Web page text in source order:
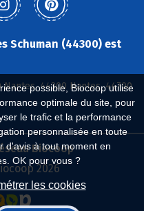
possible, Biocoop utilise
optimale du site, pour
le trafic et la performance
personnalisée en toute
d'avis à tout moment en
OK pour vous ?
les cookies
Schuman (44300) est
44300 Nantes, 44700
Biocoop
2026